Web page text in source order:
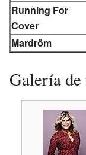
Running For
Cover
Mardröm
Galería de